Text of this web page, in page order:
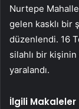
Nurtepe
gelen kasklı bir
düzenlendi. 16
silahlı bir kişinin
yaralandı.
İlgili Makaleler